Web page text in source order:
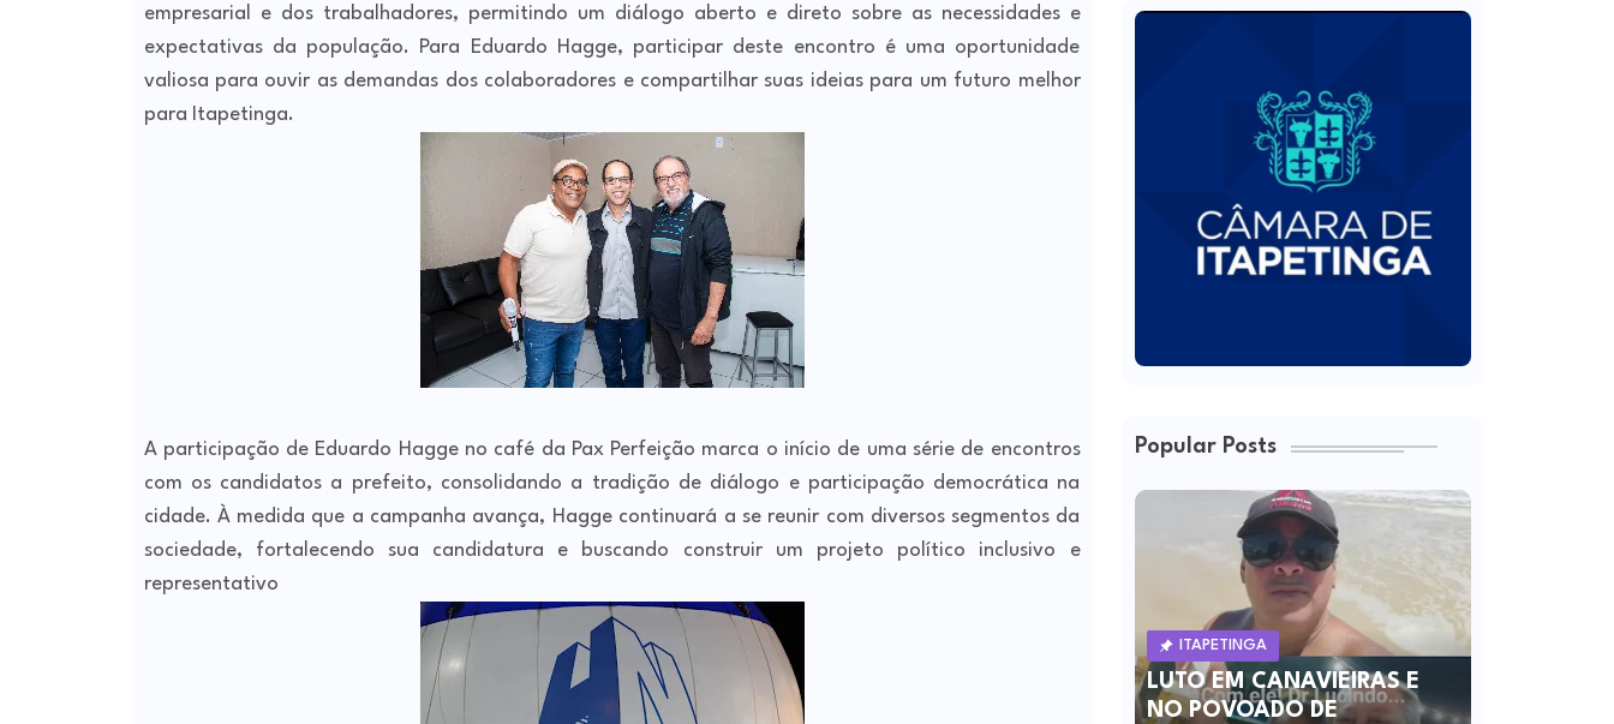
empresarial e dos trabalhadores, permitindo um diálogo aberto e direto sobre as necessidades e
expectativas da população. Para Eduardo Hagge, participar deste encontro é uma oportunidade
valiosa para ouvir as demandas dos colaboradores e compartilhar suas ideias para um futuro melhor
para Itapetinga.
A participação de Eduardo Hagge no café da Pax Perfeição marca o início de uma série de encontros
com os candidatos a prefeito, consolidando a tradição de diálogo e participação democrática na
cidade. À medida que a campanha avança, Hagge continuará a se reunir com diversos segmentos da
sociedade, fortalecendo sua candidatura e buscando construir um projeto político inclusivo e
representativo
Popular Posts
ITAPETINGA
LUTO EM CANAVIEIRAS E
NO POVOADO DE